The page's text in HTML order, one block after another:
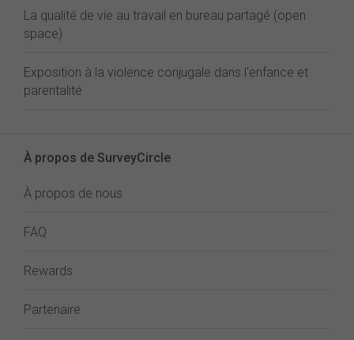
La qualité de vie au travail en bureau partagé (open
space)
Exposition à la violence conjugale dans l'enfance et
parentalité
À propos de SurveyCircle
À propos de nous
FAQ
Rewards
Partenaire